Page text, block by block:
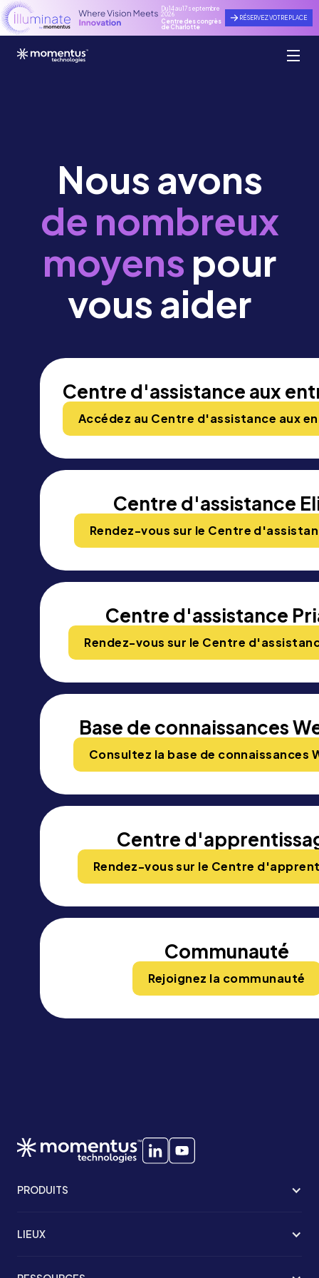
Du 14 au 17 septembre
2026
Centre des congrès
de Charlotte
RÉSERVEZ VOTRE PLACE
Nous avons
de nombreux
moyens pour
vous aider
Centre d'assistance aux
Accédez au Centre d'assistance aux
Centre d'assistance
Rendez-vous sur le Centre
Centre d'assistance
Rendez-vous sur le Centre
Base de connaissances
Consultez la base de connaissances
Centre
Rendez-vous sur le Centre
Communauté
Rejoignez la communauté
PRODUITS
LIEUX